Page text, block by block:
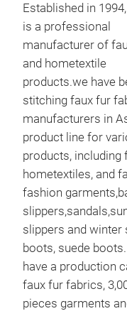
Established in
is a professional
manufacturer of
and hometextile
products.we have
stitching faux fur
manufacturers in
product line for
products, including
hometextiles, and
fashion
slippers and winter
boots, suede
have a production
faux fur fabrics,
pieces garments